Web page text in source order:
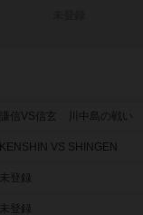
謙信VS信玄 川中島の戦い
KENSHIN VS SHINGEN
未登録
未登録